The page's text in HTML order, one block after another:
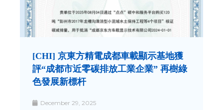
[CHI] 京東方精電成都車載顯示基地獲
評“成都市近零碳排放工業企業” 再樹綠
色發展新標杆
December 29, 2025